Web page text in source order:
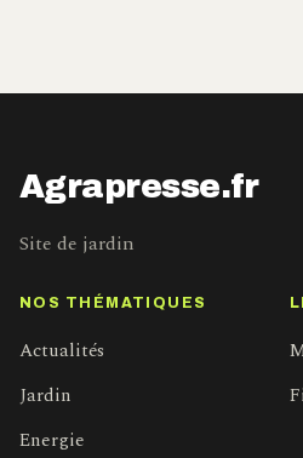
Agrapresse.fr
Site de jardin
NOS THÉMATIQUES
Actualités
Jardin
Energie